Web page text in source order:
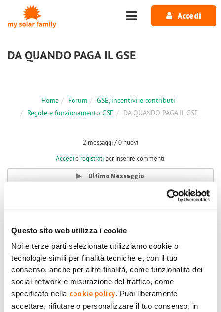
Questo sito web utilizza i cookie
Noi e terze parti selezionate utilizziamo cookie o
tecnologie simili per finalità tecniche e, con il tuo
consenso, anche per altre finalità, come funzionalità dei
social network e misurazione del traffico, come
specificato nella cookie policy. Puoi liberamente
accettare, rifiutare o personalizzare il tuo consenso, in
Salta al contenuto principale
Accedi
DA QUANDO PAGA IL GSE
Home Forum
GSE, incentivi e contributi
Regole e funzionamento GSE
DA QUANDO PAGA IL GSE
2 messaggi / 0 nuovi
Accedio registratiper inserire commenti.
Ultimo Messaggio
#1
Caracciolo
Ho iniziato a produrre il 10/03/2022 , ma la società che mi ha
montato l'impianto con la complicità del GSe mi ha stipulato
il contratto con il GSE a dicembre 2022 .
Da quando mi viene pagato lo scambio sul posto ?
Perchè se ho prodotto invano per tutto il 2022 denuncia la ditta che mi
ha montato l'impianto e il GSE per il ritardo nello stipulare la pratica
Grazie